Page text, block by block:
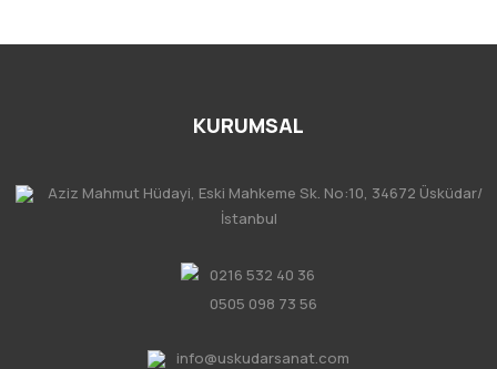
KURUMSAL
Aziz Mahmut Hüdayi, Eski Mahkeme Sk. No:10, 34672 Üsküdar/
İstanbul
0216 532 40 36
0505 098 73 56
info@uskudarsanat.com